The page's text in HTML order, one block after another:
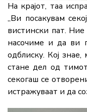
На крајот, таа
„Ви посакувамсекој
вистински пат. Ние
насочиме ида ви
одблиску. Којзнае,
станедел од тимот
секогашсе
истражуваат и да